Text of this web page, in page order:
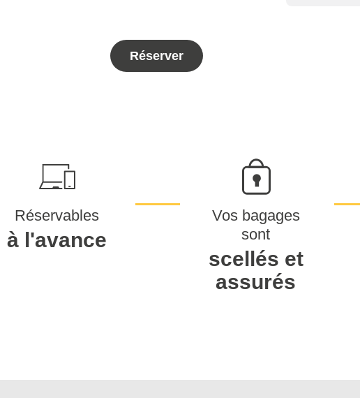
Réserver
Réservables
à l'avance
Vos bagages
sont
scellés et
assurés